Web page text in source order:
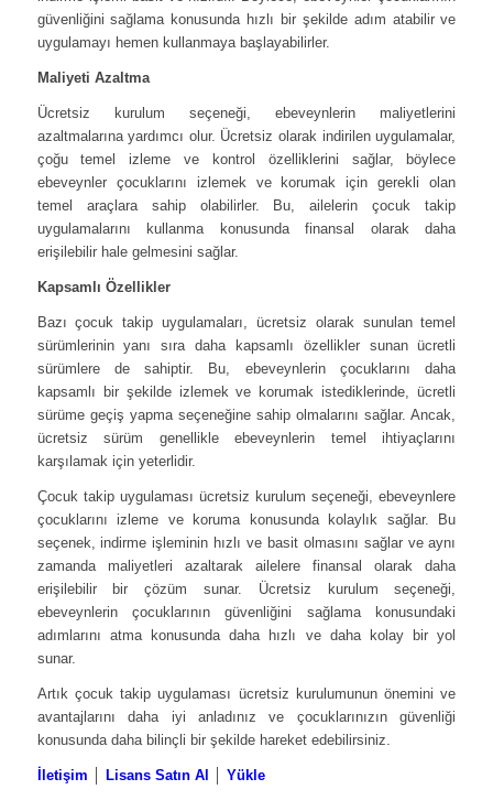
güvenliğini sağlama konusunda hızlı bir şekilde adım atabilir ve
uygulamayı hemen kullanmaya başlayabilirler.
Maliyeti Azaltma
Ücretsiz kurulum seçeneği, ebeveynlerin maliyetlerini
azaltmalarına yardımcı olur. Ücretsiz olarak indirilen uygulamalar,
çoğu temel izleme ve kontrol özelliklerini sağlar, böylece
ebeveynler çocuklarını izlemek ve korumak için gerekli olan
temel araçlara sahip olabilirler. Bu, ailelerin çocuk takip
uygulamalarını kullanma konusunda finansal olarak daha
erişilebilir hale gelmesini sağlar.
Kapsamlı Özellikler
Bazı çocuk takip uygulamaları, ücretsiz olarak sunulan temel
sürümlerinin yanı sıra daha kapsamlı özellikler sunan ücretli
sürümlere de sahiptir. Bu, ebeveynlerin çocuklarını daha
kapsamlı bir şekilde izlemek ve korumak istediklerinde, ücretli
sürüme geçiş yapma seçeneğine sahip olmalarını sağlar. Ancak,
ücretsiz sürüm genellikle ebeveynlerin temel ihtiyaçlarını
karşılamak için yeterlidir.
Çocuk takip uygulaması ücretsiz kurulum seçeneği, ebeveynlere
çocuklarını izleme ve koruma konusunda kolaylık sağlar. Bu
seçenek, indirme işleminin hızlı ve basit olmasını sağlar ve aynı
zamanda maliyetleri azaltarak ailelere finansal olarak daha
erişilebilir bir çözüm sunar. Ücretsiz kurulum seçeneği,
ebeveynlerin çocuklarının güvenliğini sağlama konusundaki
adımlarını atma konusunda daha hızlı ve daha kolay bir yol
sunar.
Artık çocuk takip uygulaması ücretsiz kurulumunun önemini ve
avantajlarını daha iyi anladınız ve çocuklarınızın güvenliği
konusunda daha bilinçli bir şekilde hareket edebilirsiniz.
İletişim Lisans Satın Al Yükle